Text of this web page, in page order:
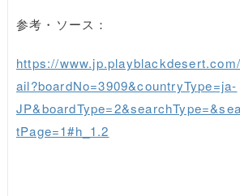
参考・ソース：
https://
ail?boardNo=3909&countryType=ja-
tPage=1#h_1.2